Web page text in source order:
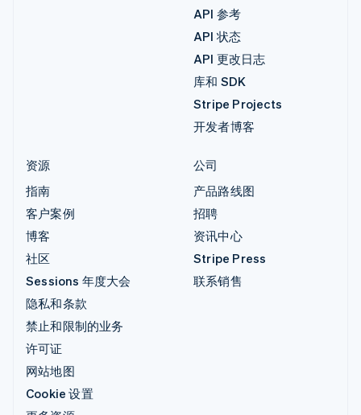
API 参考
API 状态
API 更改日志
库和 SDK
Stripe Projects
开发者博客
资源
指南
客户案例
博客
社区
Sessions 年度大会
隐私和条款
禁止和限制的业务
许可证
网站地图
Cookie 设置
公司
产品路线图
招聘
资讯中心
Stripe Press
联系销售